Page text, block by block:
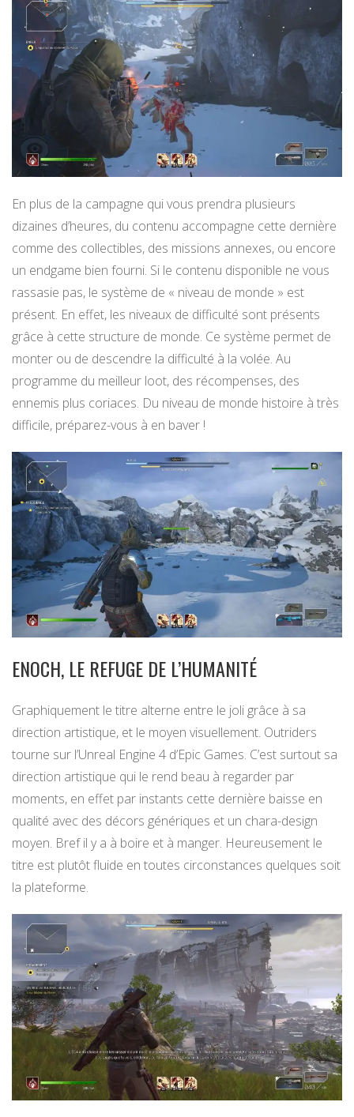
En plus de la campagne qui vous prendra plusieurs
dizaines d’heures, du contenu accompagne cette dernière
comme des collectibles, des missions annexes, ou encore
un endgame bien fourni. Si le contenu disponible ne vous
rassasie pas, le système de « niveau de monde » est
présent. En effet, les niveaux de difficulté sont présents
grâce à cette structure de monde. Ce système permet de
monter ou de descendre la difficulté à la volée. Au
programme du meilleur loot, des récompenses, des
ennemis plus coriaces. Du niveau de monde histoire à très
difficile, préparez-vous à en baver !
ENOCH, LE REFUGE DE L’HUMANITÉ
Graphiquement le titre alterne entre le joli grâce à sa
direction artistique, et le moyen visuellement. Outriders
tourne sur l’Unreal Engine 4 d’Epic Games. C’est surtout sa
direction artistique qui le rend beau à regarder par
moments, en effet par instants cette dernière baisse en
qualité avec des décors génériques et un chara-design
moyen. Bref il y a à boire et à manger. Heureusement le
titre est plutôt fluide en toutes circonstances quelques soit
la plateforme.